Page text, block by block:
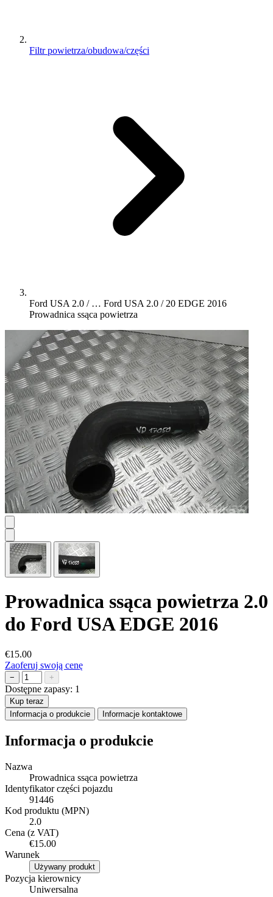
Filtr powietrza/obudowa/części
Ford USA 2.0 / … Ford USA 2.0 / 20 EDGE 2016
Prowadnica ssąca powietrza
Prowadnica ssąca powietrza 2.0
do Ford USA EDGE 2016
€15.00
Zaoferuj swoją cenę
− +
Dostępne zapasy: 1
Kup teraz
Informacja o produkcie
Informacje kontaktowe
Informacja o produkcie
Nazwa
Prowadnica ssąca powietrza
Identyfikator części pojazdu
91446
Kod produktu (MPN)
2.0
Cena (z VAT)
€15.00
Warunek
Używany produkt
Pozycja kierownicy
Uniwersalna